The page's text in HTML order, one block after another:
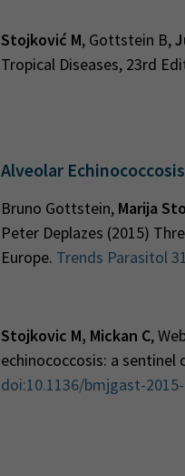
Stojković M, Gottstein B,
Tropical Diseases, 23rd
Alveolar Echinococcosis
Bruno Gottstein, Marija
Peter Deplazes (2015)
Europe. Trends Parasitol
Stojkovic M, Mickan C,
echinococcosis: a sentinel
doi:10.1136/bmjgast-